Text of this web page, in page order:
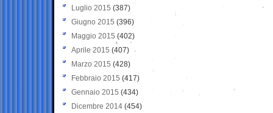
Luglio 2015 (387)
Giugno 2015 (396)
Maggio 2015 (402)
Aprile 2015 (407)
Marzo 2015 (428)
Febbraio 2015 (417)
Gennaio 2015 (434)
Dicembre 2014 (454)